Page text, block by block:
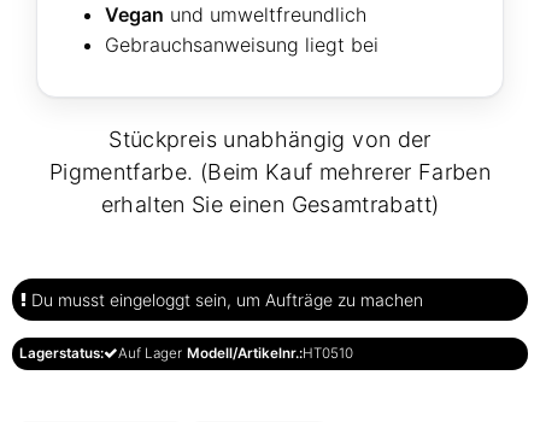
Vegan und umweltfreundlich
Gebrauchsanweisung liegt bei
Stückpreis unabhängig von der
Pigmentfarbe. (Beim Kauf mehrerer Farben
erhalten Sie einen Gesamtrabatt)
Du musst eingeloggt sein, um Aufträge zu machen
Lagerstatus: Auf Lager Modell/Artikelnr.:HT0510